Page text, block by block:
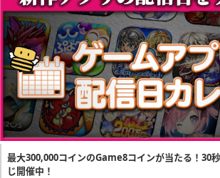
最大300,000コインのGame8コインが当たる！30
じ開催中！